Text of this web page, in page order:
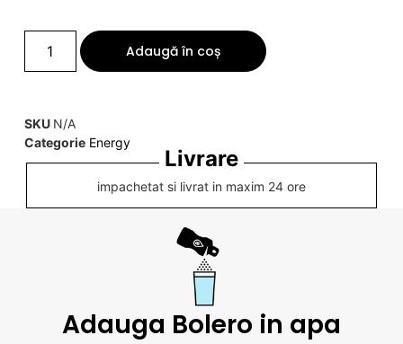
Adaugă în coș
SKU N/A
Categorie Energy
Livrare
impachetat si livrat in maxim 24 ore
Adauga Bolero in apa